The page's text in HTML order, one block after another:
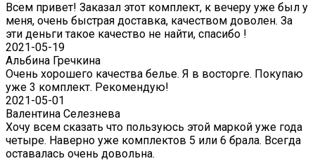
Всем привет! Заказал этот комплект, к вечеру уже был у
меня, очень быстрая доставка, качеством доволен. За
эти деньги такое качество не найти, спасибо !
2021-05-19
Альбина Гречкина
Очень хорошего качества белье. Я в восторге. Покупаю
уже 3 комплект. Рекомендую!
2021-05-01
Валентина Селезнева
Хочу всем сказать что пользуюсь этой маркой уже года
четыре. Наверно уже комплектов 5 или 6 брала. Всегда
оставалась очень довольна.